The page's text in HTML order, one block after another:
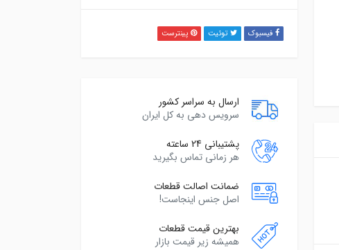
فیسبوک توئیت پینترست
ارسال به سراسر کشور
سرویس دهی به کل ایران
پشتیبانی 24 ساعته
هر زمانی تماس بگیرید
ضمانت اصالت قطعات
اصل جنس اینجاست!
بهترین قیمت قطعات
همیشه زیر قیمت بازار